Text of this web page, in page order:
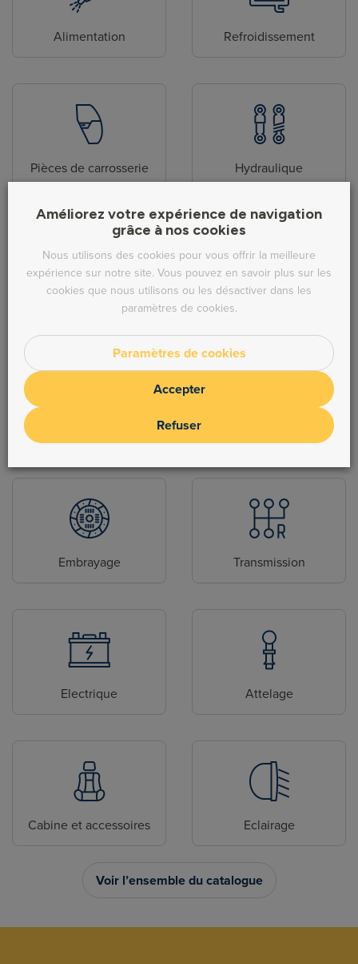
Alimentation Refroidissement
Pièces de carrosserie Hydraulique
Direction Echappement
Embrayage Transmission
Electrique Attelage
Cabine et accessoires Eclairage
Voir l’ensemble du catalogue
Améliorez votre expérience de navigation
grâce à nos cookies
Nous utilisons des cookies pour vous offrir la meilleure
expérience sur notre site. Vous pouvez en savoir plus sur les
cookies que nous utilisons ou les désactiver dans les
paramètres de cookies.
Paramètres de cookies
Accepter
Refuser